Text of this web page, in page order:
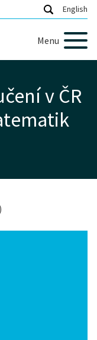
English
Menu
v ČR